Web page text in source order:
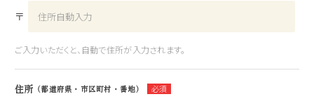
〒
ご入力いただくと、自動で住所が入力されます。
住所 （都道府県・市区町村・番地）